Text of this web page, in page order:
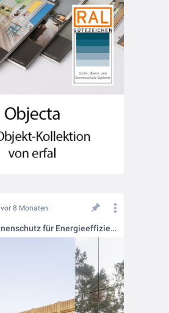
vor 8 Monaten
WAREMA Sonnenschutz für Energieeffizienz, Komfort und architektonische Individualität ausgezeichnet